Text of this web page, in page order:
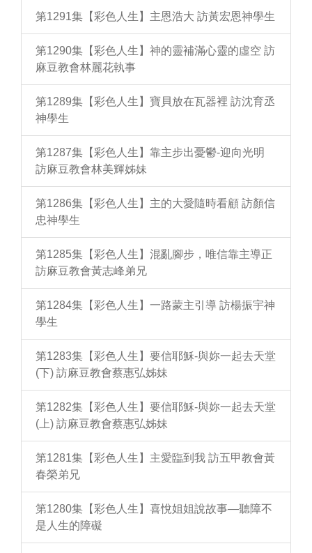
第1291集【彩色人生】主恩浩大 訪黃宏恩神學生
第1290集【彩色人生】神的靈補滿心靈的虛空 訪
麻豆教會林麗花執事
第1289集【彩色人生】寶貝放在瓦器裡 訪沈育丞
神學生
第1287集【彩色人生】靠主步出憂鬱-迎向光明
訪麻豆教會林美輝姊妹
第1286集【彩色人生】主的大愛隨時看顧 訪顏信
忠神學生
第1285集【彩色人生】混亂腳步，唯信靠主導正
訪麻豆教會黃志峰弟兄
第1284集【彩色人生】一路蒙主引導 訪楊振宇神
學生
第1283集【彩色人生】要信耶穌-與妳一起去天堂
(下) 訪麻豆教會蔡惠弘姊妹
第1282集【彩色人生】要信耶穌-與妳一起去天堂
(上) 訪麻豆教會蔡惠弘姊妹
第1281集【彩色人生】主愛臨到我 訪五甲教會黃
春榮弟兄
第1280集【彩色人生】喜悅姐姐說故事—聽障不
是人生的障礙